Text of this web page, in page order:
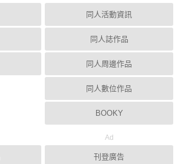
同人活動資訊
同人誌作品
同人周邊作品
同人數位作品
BOOKY
Ad
刊登廣告